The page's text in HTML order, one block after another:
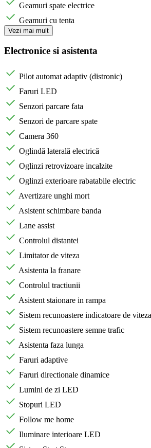
Geamuri spate electrice
Geamuri cu tenta
Vezi mai mult
Electronice si asistenta
Pilot automat adaptiv (distronic)
Faruri LED
Senzori parcare fata
Senzori de parcare spate
Camera 360
Oglindă laterală electrică
Oglinzi retrovizoare incalzite
Oglinzi exterioare rabatabile electric
Avertizare unghi mort
Asistent schimbare banda
Lane assist
Controlul distantei
Limitator de viteza
Asistenta la franare
Controlul tractiunii
Asistent staionare in rampa
Sistem recunoastere indicatoare de viteza
Sistem recunoastere semne trafic
Asistenta faza lunga
Faruri adaptive
Faruri directionale dinamice
Lumini de zi LED
Stopuri LED
Follow me home
Iluminare interioare LED